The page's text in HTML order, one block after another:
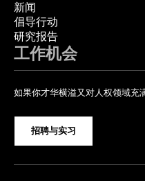
新闻
倡导行动
研究报告
工作机会
如果你才华横溢又对人权领域充
招聘与实习